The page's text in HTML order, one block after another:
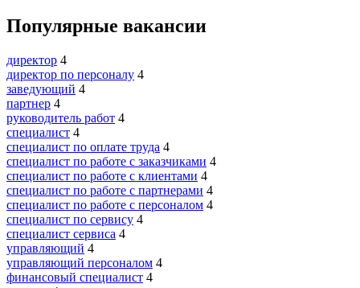
Популярные вакансии
директор 4
директор по персоналу 4
заведующий 4
партнер 4
руководитель работ 4
специалист 4
специалист по оплате труда 4
специалист по работе с заказчиками 4
специалист по работе с клиентами 4
специалист по работе с партнерами 4
специалист по работе с персоналом 4
специалист по сервису 4
специалист сервиса 4
управляющий 4
управляющий персоналом 4
финансовый специалист 4